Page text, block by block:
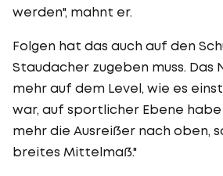
werden", mahnt er.
Folgen hat das auch auf den
Staudacher zugeben muss. Das
mehr auf dem Level, wie es
war, auf sportlicher Ebene
mehr die Ausreißer nach oben,
breites Mittelmaß."